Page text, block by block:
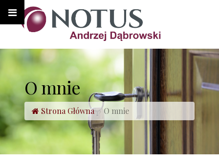
O mnie
Strona Główna O mnie